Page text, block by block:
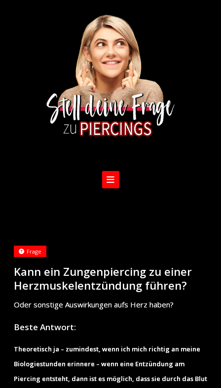
Kann ein Zungenpiercing zu einer
Herzmuskelentzündung führen?
Frage
Oder sonstige Auswirkungen aufs Herz haben?
Beste Antwort:
Theoretisch ja – zumindest, wenn ich mich richtig an meine
Biologiestunden erinnere – wenn eine Entzündung am
Piercing entsteht, dann ist es möglich, dass sie durch das Blut